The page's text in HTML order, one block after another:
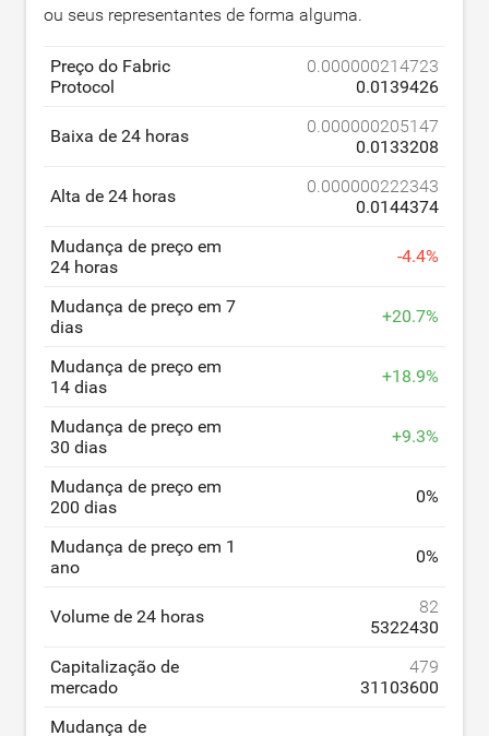
ou seus representantes de forma alguma.
Preço do Fabric
Protocol
0.000000214723
0.0139426
Baixa de 24 horas
0.000000205147
0.0133208
Alta de 24 horas
0.000000222343
0.0144374
Mudança de preço em
24 horas
-4.4%
Mudança de preço em 7
dias
+20.7%
Mudança de preço em
14 dias
+18.9%
Mudança de preço em
30 dias
+9.3%
Mudança de preço em
200 dias
0%
Mudança de preço em 1
ano
0%
Volume de 24 horas
82
5322430
Capitalização de
mercado
479
31103600
Mudança de